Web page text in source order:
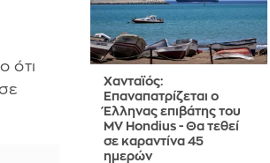
ότι
Χανταϊός:
Επαναπατρίζεται ο
Έλληνας επιβάτης του
MV Hondius - Θα τεθεί
σε καραντίνα 45
ημερών